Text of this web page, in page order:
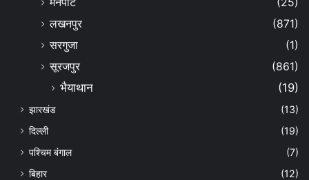
लखनपुर
(871)
सरगुजा
(1)
सूरजपुर
(861)
भैयाथान (19)
झारखंड
(13)
दिल्ली
(19)
पश्चिम बंगाल
(7)
बिहार
(12)